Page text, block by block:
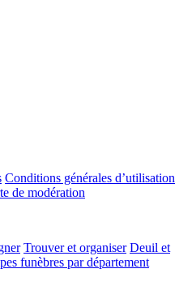
Conditions générales d’utilisation
de modération
Trouver et organiser Deuil et
funèbres par département